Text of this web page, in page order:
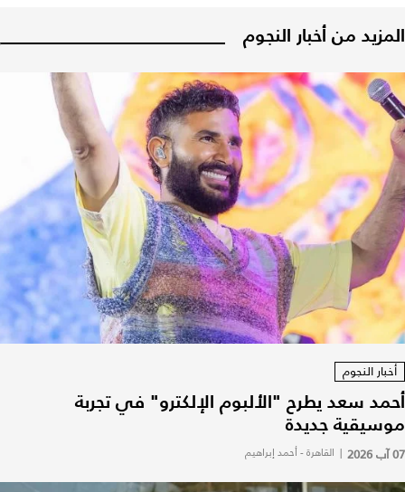
المزيد من أخبار النجوم
أخبار النجوم
أحمد سعد يطرح "الألبوم الإلكترو" في تجربة
موسيقية جديدة
07 آب 2026 | القاهرة - أحمد إبراهيم